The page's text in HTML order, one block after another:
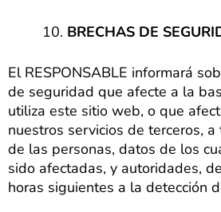
BRECHAS DE
El RESPONSABLE informará
de seguridad que afecte a la
utiliza este sitio web, o que
nuestros servicios de terceros,
de las personas, datos de los
sido afectadas, y autoridades,
horas siguientes a la detección